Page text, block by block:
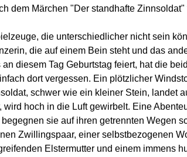
dem Märchen "Der standhafte
die unterschiedlicher nicht sein
die auf einem Bein steht und das
diesem Tag Geburtstag feiert, hat die
dort vergessen. Ein plötzlicher
schwer wie ein kleiner Stein, landet
hoch in die Luft gewirbelt. Eine
sie auf ihren getrennten Wegen
Zwillingspaar, einer selbstbezogenen
Elstermutter und einem immens